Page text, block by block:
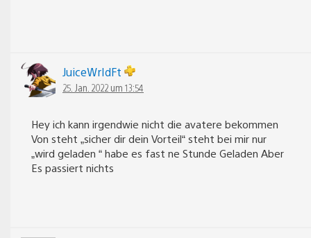
JuiceWrIdFt
25. Jan. 2022 um 13:54
Hey ich kann irgendwie nicht die avatere bekommen
Von steht „sicher dir dein Vorteil“ steht bei mir nur
„wird geladen “ habe es fast ne Stunde Geladen Aber
Es passiert nichts